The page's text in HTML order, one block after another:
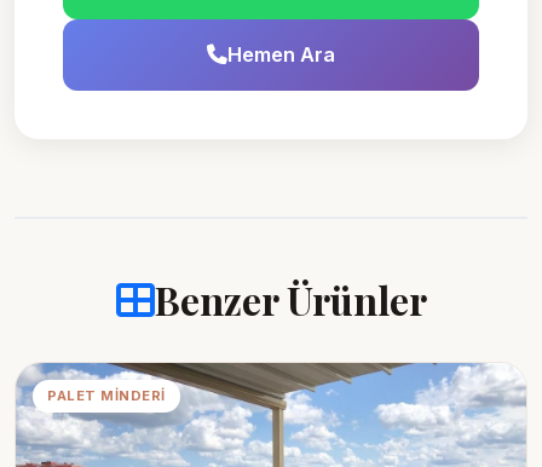
Hemen Ara
Benzer Ürünler
PALET MINDERI